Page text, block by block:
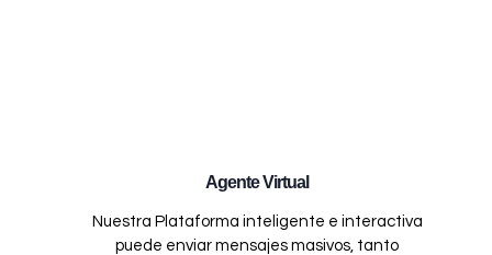
Agente Virtual
Nuestra Plataforma inteligente e interactiva
puede enviar mensajes masivos, tanto